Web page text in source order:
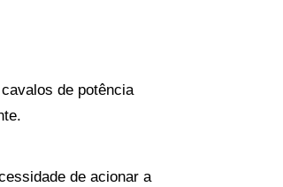
de potência
de acionar a